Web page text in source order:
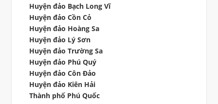
Huyện đảo Bạch Long Vĩ
Huyện đảo Cồn Cỏ
Huyện đảo Hoàng Sa
Huyện đảo Lý Sơn
Huyện đảo Trường Sa
Huyện đảo Phú Quý
Huyện đảo Côn Đảo
Huyện đảo Kiên Hải
Thành phố Phú Quốc